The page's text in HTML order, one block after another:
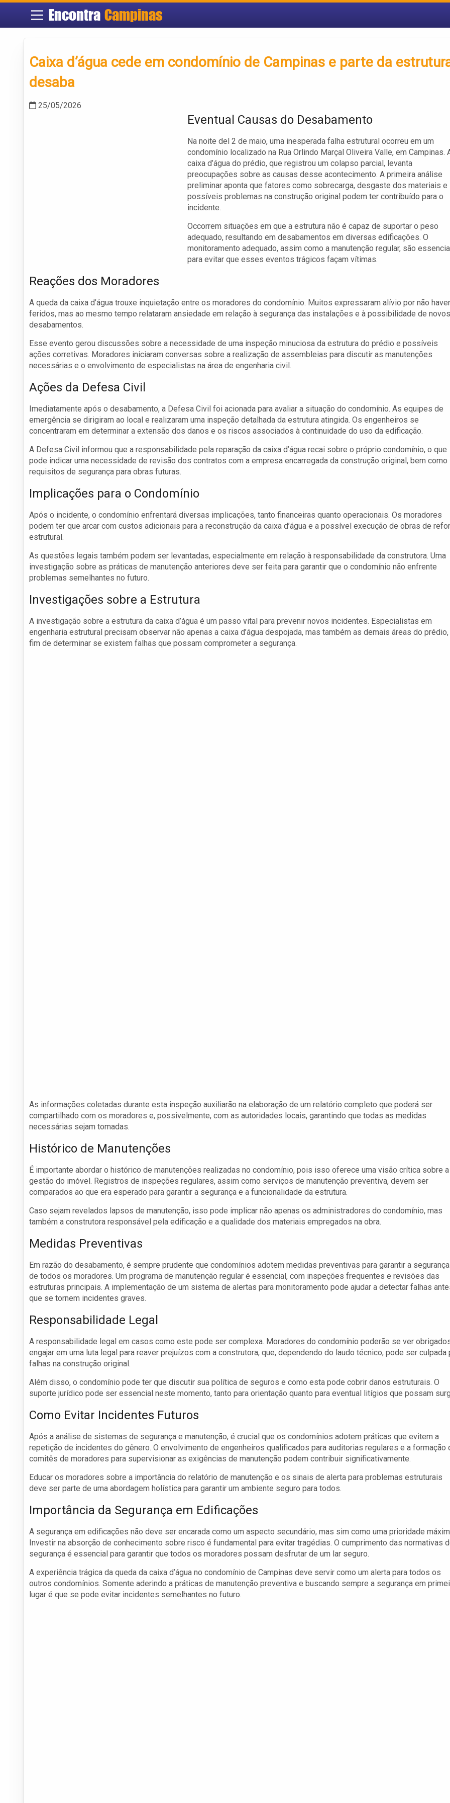
EncontraCampinas
Caixa d’água cede em condomínio de Campinas e parte da
desaba
25/05/2026
Eventual Causas do Desabamento
Na noite del 2 de maio, uma inesperada falha estrutural ocorreu em um
condomínio localizado na Rua Orlindo Marçal Oliveira Valle, em Campinas.
caixa d’água do prédio, que registrou um colapso parcial, levanta
preocupações sobre as causas desse acontecimento. A primeira análise
preliminar aponta que fatores como sobrecarga, desgaste dos materiais e
possíveis problemas na construção original podem ter contribuído para o
incidente.
Occorrem situações em que a estrutura não é capaz de suportar o peso
adequado, resultando em desabamentos em diversas edificações. O
monitoramento adequado, assim como a manutenção regular, são
para evitar que esses eventos trágicos façam vítimas.
Reações dos Moradores
A queda da caixa d’água trouxe inquietação entre os moradores do condomínio. Muitos expressaram alívio por não haver
feridos, mas ao mesmo tempo relataram ansiedade em relação à segurança das instalações e à possibilidade de novos
desabamentos.
Esse evento gerou discussões sobre a necessidade de uma inspeção minuciosa da estrutura do prédio e possíveis
ações corretivas. Moradores iniciaram conversas sobre a realização de assembleias para discutir as manutenções
necessárias e o envolvimento de especialistas na área de engenharia civil.
Ações da Defesa Civil
Imediatamente após o desabamento, a Defesa Civil foi acionada para avaliar a situação do condomínio. As equipes de
emergência se dirigiram ao local e realizaram uma inspeção detalhada da estrutura atingida. Os engenheiros se
concentraram em determinar a extensão dos danos e os riscos associados à continuidade do uso da edificação.
A Defesa Civil informou que a responsabilidade pela reparação da caixa d’água recai sobre o próprio condomínio, o que
pode indicar uma necessidade de revisão dos contratos com a empresa encarregada da construção original, bem como
requisitos de segurança para obras futuras.
Implicações para o Condomínio
Após o incidente, o condomínio enfrentará diversas implicações, tanto financeiras quanto operacionais. Os moradores
podem ter que arcar com custos adicionais para a reconstrução da caixa d’água e a possível execução de obras de
estrutural.
As questões legais também podem ser levantadas, especialmente em relação à responsabilidade da construtora. Uma
investigação sobre as práticas de manutenção anteriores deve ser feita para garantir que o condomínio não enfrente
problemas semelhantes no futuro.
Investigações sobre a Estrutura
A investigação sobre a estrutura da caixa d’água é um passo vital para prevenir novos incidentes. Especialistas em
engenharia estrutural precisam observar não apenas a caixa d’água despojada, mas também as demais áreas do prédio,
fim de determinar se existem falhas que possam comprometer a segurança.
As informações coletadas durante esta inspeção auxiliarão na elaboração de um relatório completo que poderá ser
compartilhado com os moradores e, possivelmente, com as autoridades locais, garantindo que todas as medidas
necessárias sejam tomadas.
Histórico de Manutenções
É importante abordar o histórico de manutenções realizadas no condomínio, pois isso oferece uma visão crítica sobre a
gestão do imóvel. Registros de inspeções regulares, assim como serviços de manutenção preventiva, devem ser
comparados ao que era esperado para garantir a segurança e a funcionalidade da estrutura.
Caso sejam revelados lapsos de manutenção, isso pode implicar não apenas os administradores do condomínio, mas
também a construtora responsável pela edificação e a qualidade dos materiais empregados na obra.
Medidas Preventivas
Em razão do desabamento, é sempre prudente que condomínios adotem medidas preventivas para garantir a segurança
de todos os moradores. Um programa de manutenção regular é essencial, com inspeções frequentes e revisões das
estruturas principais. A implementação de um sistema de alertas para monitoramento pode ajudar a detectar falhas
que se tornem incidentes graves.
Responsabilidade Legal
A responsabilidade legal em casos como este pode ser complexa. Moradores do condomínio poderão se ver
engajar em uma luta legal para reaver prejuízos com a construtora, que, dependendo do laudo técnico, pode ser culpada
falhas na construção original.
Além disso, o condomínio pode ter que discutir sua política de seguros e como esta pode cobrir danos estruturais. O
suporte jurídico pode ser essencial neste momento, tanto para orientação quanto para eventual litígios que possam
Como Evitar Incidentes Futuros
Após a análise de sistemas de segurança e manutenção, é crucial que os condomínios adotem práticas que evitem a
repetição de incidentes do gênero. O envolvimento de engenheiros qualificados para auditorias regulares e a formação
comitês de moradores para supervisionar as exigências de manutenção podem contribuir significativamente.
Educar os moradores sobre a importância do relatório de manutenção e os sinais de alerta para problemas estruturais
deve ser parte de uma abordagem holística para garantir um ambiente seguro para todos.
Importância da Segurança em Edificações
A segurança em edificações não deve ser encarada como um aspecto secundário, mas sim como uma prioridade
Investir na absorção de conhecimento sobre risco é fundamental para evitar tragédias. O cumprimento das normativas
segurança é essencial para garantir que todos os moradores possam desfrutar de um lar seguro.
A experiência trágica da queda da caixa d’água no condomínio de Campinas deve servir como um alerta para todos os
outros condomínios. Somente aderindo a práticas de manutenção preventiva e buscando sempre a segurança em
lugar é que se pode evitar incidentes semelhantes no futuro.